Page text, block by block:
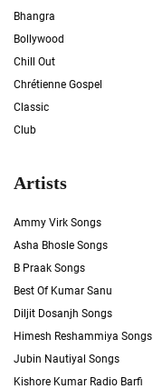
Bhangra
Bollywood
Chill Out
Chrétienne Gospel
Classic
Club
Artists
Ammy Virk Songs
Asha Bhosle Songs
B Praak Songs
Best Of Kumar Sanu
Diljit Dosanjh Songs
Himesh Reshammiya Songs
Jubin Nautiyal Songs
Kishore Kumar Radio Barfi